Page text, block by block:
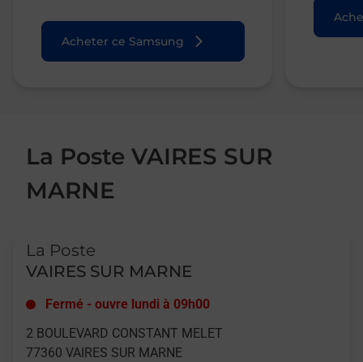
Acheter ce Samsung
La Poste VAIRES SUR
MARNE
La Poste
VAIRES SUR MARNE
Fermé - ouvre lundi à 09h00
2 BOULEVARD CONSTANT MELET
77360 VAIRES SUR MARNE